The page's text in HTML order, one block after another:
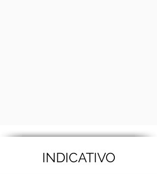
INDICATIVO